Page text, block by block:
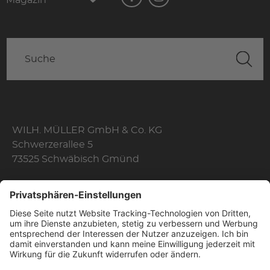
WILH. MÜLLER GmbH & Co. KG
Schwerzerallee 5
73525 Schwäbisch Gmünd
Telefon: +49 7171 356-0
Fax: +49 7171 356-174
E-Mail:info@wilhelmmueller.de
Öffnungszeiten
Mo. - Do.
08:10 Uhr - 17:00 Uhr